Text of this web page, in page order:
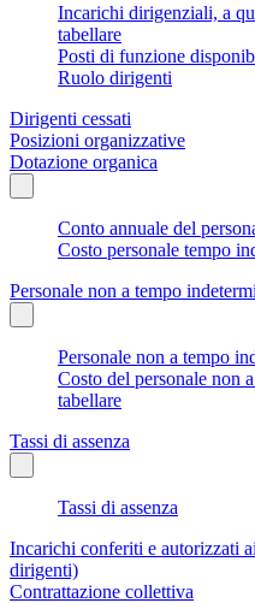
Incarichi dirigenziali, a
tabellare
Posti di funzione
Ruolo dirigenti
Dirigenti cessati
Posizioni organizzative
Dotazione organica
Conto annuale del
Costo personale tempo
Personale non a tempo
Personale non a tempo
Costo del personale non
tabellare
Tassi di assenza
Tassi di assenza
Incarichi conferiti e autorizzati
dirigenti)
Contrattazione collettiva